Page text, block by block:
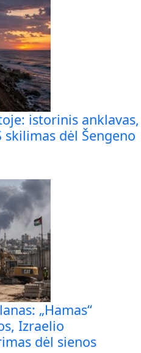
istorinis anklavas,
dėl Šengeno
„Hamas“
Izraelio
dėl sienos